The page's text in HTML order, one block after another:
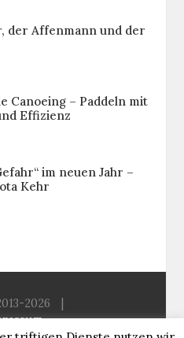
der Affenmann und der
Canoeing – Paddeln mit
Effizienz
im neuen Jahr –
Kehr
2026